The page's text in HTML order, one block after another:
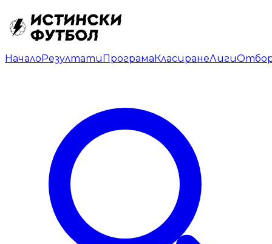
НачалоРезултатиПрограмаКласиранеЛиги